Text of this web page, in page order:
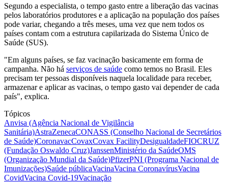
Segundo a especialista, o tempo gasto entre a liberação das vacinas
pelos laboratórios produtores e a aplicação na população dos países
pode variar, chegando a três meses, uma vez que nem todos os
países contam com a estrutura capilarizada do Sistema Único de
Saúde (SUS).
"Em alguns países, se faz vacinação basicamente em forma de
campanha. Não há serviços de saúde como temos no Brasil. Eles
precisam ter pessoas disponíveis naquela localidade para receber,
armazenar e aplicar as vacinas, o tempo gasto vai depender de cada
país", explica.
Tópicos
Anvisa (Agência Nacional de Vigilância
Sanitária)AstraZenecaCONASS (Conselho Nacional de Secretários
de Saúde)CoronavacCovaxCovax FacilityDesigualdadeFIOCRUZ
(Fundação Oswaldo Cruz)JanssenMinistério da SaúdeOMS
(Organização Mundial da Saúde)PfizerPNI (Programa Nacional de
Imunizações)Saúde públicaVacinaVacina CoronavírusVacina
CovidVacina Covid-19Vacinação